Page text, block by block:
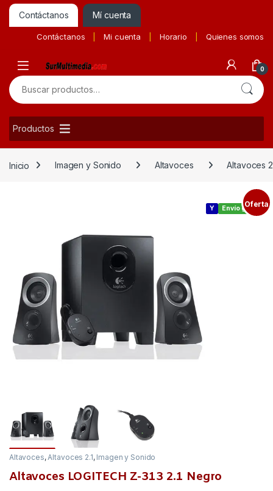
Contáctanos Mí cuenta
Contáctanos Mi cuenta Horario Quienes somos
0
Buscar por:
Productos
Inicio Imagen y Sonido Altavoces Altavoces
Envío gratis
Y Oferta
Altavoces,Altavoces 2.1, Imagen y Sonido
Altavoces LOGITECH Z-313 2.1 Negro